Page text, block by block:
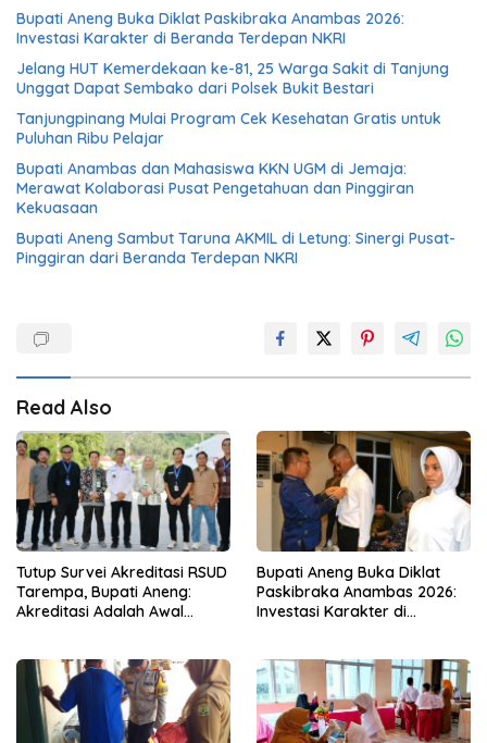
Bupati Aneng Buka Diklat Paskibraka Anambas 2026:
Investasi Karakter di Beranda Terdepan NKRI
Jelang HUT Kemerdekaan ke-81, 25 Warga Sakit di Tanjung
Unggat Dapat Sembako dari Polsek Bukit Bestari
Tanjungpinang Mulai Program Cek Kesehatan Gratis untuk
Puluhan Ribu Pelajar
Bupati Anambas dan Mahasiswa KKN UGM di Jemaja:
Merawat Kolaborasi Pusat Pengetahuan dan Pinggiran
Kekuasaan
Bupati Aneng Sambut Taruna AKMIL di Letung: Sinergi Pusat-
Pinggiran dari Beranda Terdepan NKRI
Read Also
Tutup Survei Akreditasi RSUD
Tarempa, Bupati Aneng:
Akreditasi Adalah Awal
Bupati Aneng Buka Diklat
Paskibraka Anambas 2026:
Investasi Karakter di